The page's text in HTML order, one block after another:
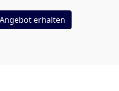
erhalten